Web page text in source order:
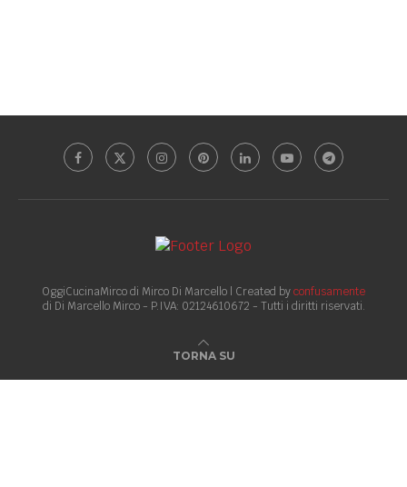
OggiCucinaMirco di Mirco Di Marcello | Created byconfusamente
di Di Marcello Mirco - P.IVA: 02124610672 - Tutti i diritti riservati.
TORNA SU